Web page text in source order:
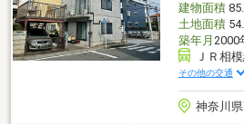
建物面積
土地面積
築年月 2000
ＪＲ相
その他の交通
神奈川